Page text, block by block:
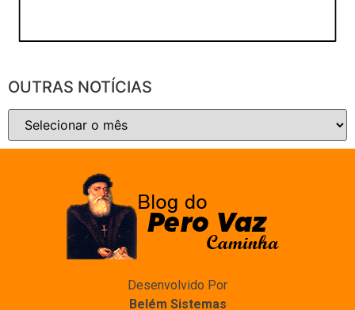
OUTRAS NOTÍCIAS
Desenvolvido Por
Belém Sistemas